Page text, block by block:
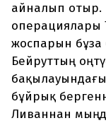
айналып отыр.
операциялары
жоспарын бұза
Бейруттың
бұйрық
Ливаннан